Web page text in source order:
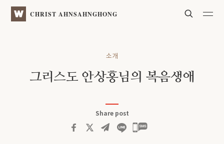
WATVCHRIST AHNSAHNGHONG Search
소개
그리스도 안상홍님의 복음생애
Share post